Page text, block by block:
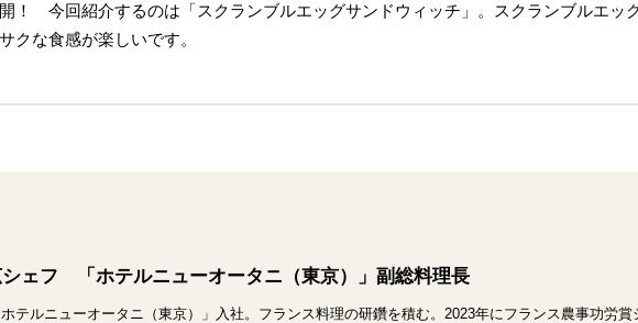
！ 今回紹介するのは「スクランブルエッグサンドウィッチ」。スクランブルエッ
クな食感が楽しいです。
ェフ 「ホテルニューオータニ（東京）」副総料理長
テルニューオータニ（東京）」入社。フランス料理の研鑽を積む。2023年にフランス農事功労賞